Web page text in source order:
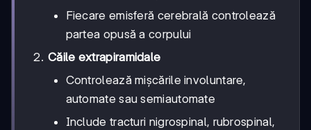
Fiecare emisferă cerebrală controlează
partea opusă a corpului
Căile extrapiramidale
Controlează mișcările involuntare,
automate sau semiautomate
Include tracturi nigrospinal, rubrospinal,